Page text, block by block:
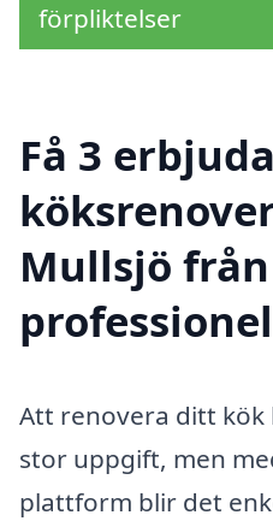
förpliktelser
Få 3
Mullsjö från
Att renovera ditt kök
stor uppgift, men
plattform blir det